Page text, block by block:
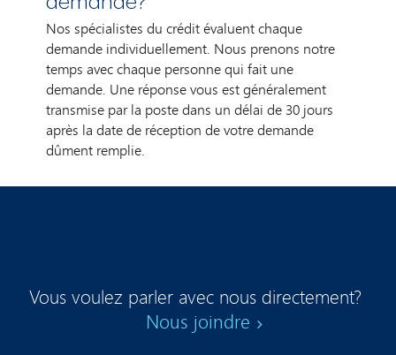
Nos spécialistes du crédit évaluent chaque
demande individuellement. Nous prenons notre
temps avec chaque personne qui fait une
demande. Une réponse vous est généralement
transmise par la poste dans un délai de 30 jours
après la date de réception de votre demande
dûment remplie.
Vous voulez parler avec nous directement?
Nous joindre